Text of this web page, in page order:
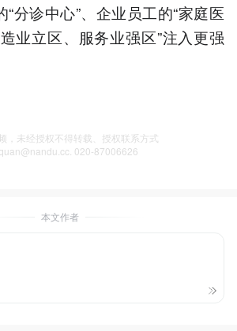
“分诊中心”、企业员工的“家庭医
业立区、服务业强区”注入更强
，未经授权不得转载、授权联系方式
020-87006626
本文作者